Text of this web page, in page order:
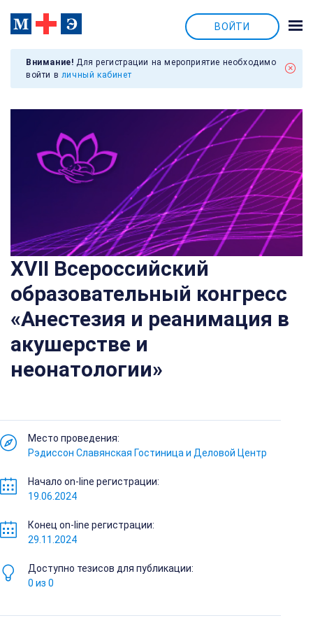
ВОЙТИ
Внимание! Для регистрации на мероприятие необходимо
войти в личный кабинет
XVII Всероссийский
образовательный конгресс
«Анестезия и реанимация в
акушерстве и
неонатологии»
Место проведения:
Рэдиссон Славянская Гостиница и Деловой Центр
Начало on-line регистрации:
19.06.2024
Конец on-line регистрации:
29.11.2024
Доступно тезисов для публикации:
0 из 0